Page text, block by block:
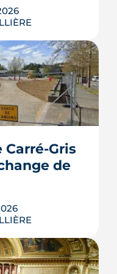
acquéreur
les
sous
et de
des
spécifique
Carré-Gris
de